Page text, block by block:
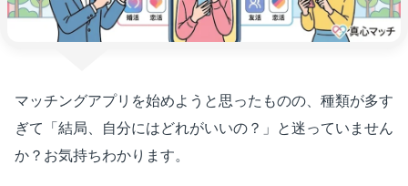
マッチングアプリを始めようと思ったものの、種類が多す
ぎて「結局、自分にはどれがいいの？」と迷っていません
か？お気持ちわかります。